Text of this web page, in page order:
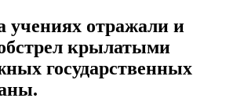
учениях отражали и
крылатыми
государственных